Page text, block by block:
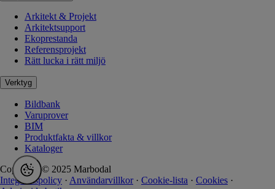
Arkitekt & Projekt
Arkitektsupport
Ekoprestanda
Referensprojekt
Rätt lucka i rätt miljö
Verktyg
Bildbank
Varuprover
BIM
Produktfakta & villkor
Kataloger
Copyright © 2025 Marbodal
Integritetspolicy · Användarvillkor · Cookie-lista · Cookies ·